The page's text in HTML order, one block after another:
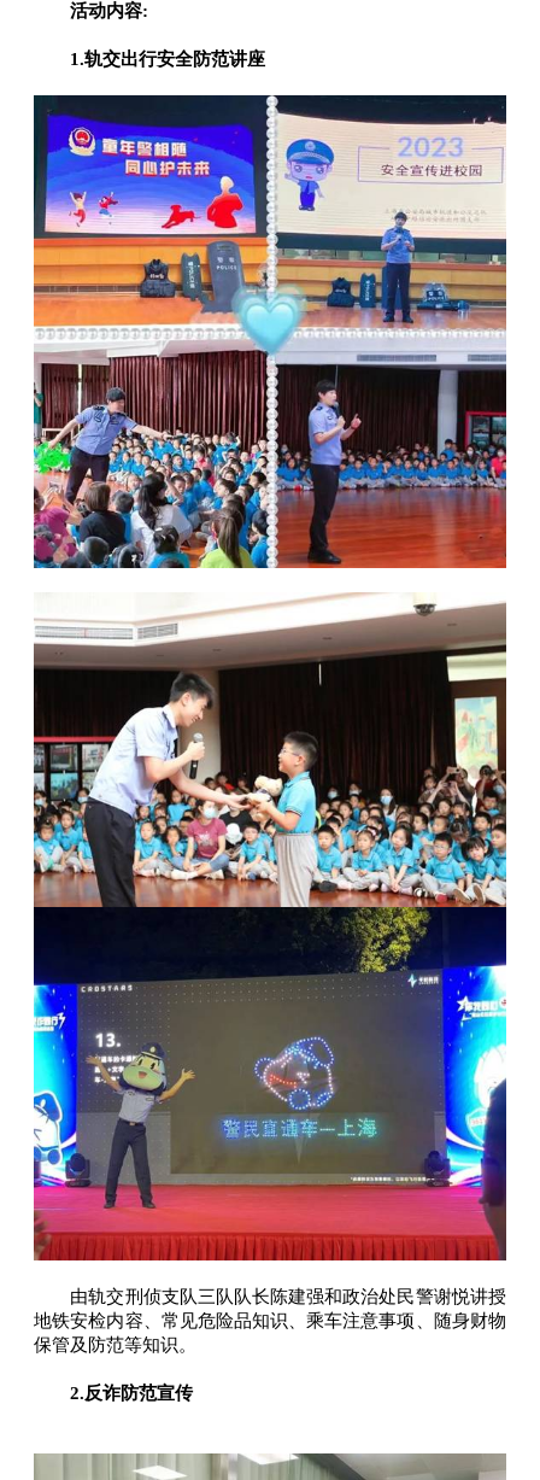
活动内容:
1.轨交出行安全防范讲座
由轨交刑侦支队三队队长陈建强和政治处民警谢悦讲授
地铁安检内容、常见危险品知识、乘车注意事项、随身财物
保管及防范等知识。
2.反诈防范宣传